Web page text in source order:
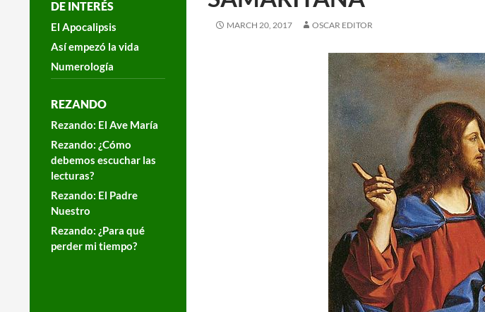
MARCH 20, 2017 OSCAR EDITOR
DE INTERÉS
El Apocalipsis
Así empezó la vida
Numerología
REZANDO
Rezando: El Ave María
Rezando: ¿Cómo
debemos escuchar las
lecturas?
Rezando: El Padre
Nuestro
Rezando: ¿Para qué
perder mi tiempo?